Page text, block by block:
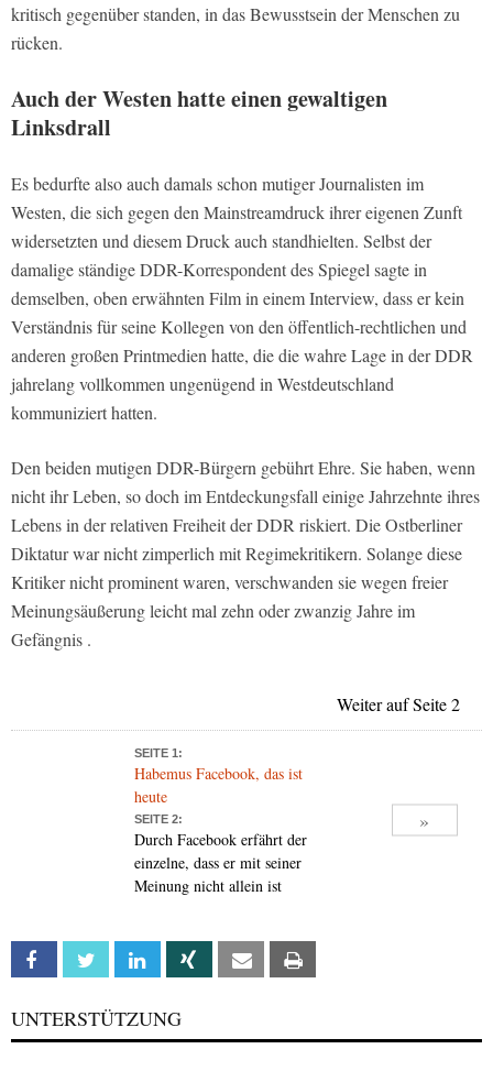
kritisch gegenüber standen, in das Bewusstsein der Menschen zu
rücken.
Auch der Westen hatte einen gewaltigen
Linksdrall
Es bedurfte also auch damals schon mutiger Journalisten im
Westen, die sich gegen den Mainstreamdruck ihrer eigenen Zunft
widersetzten und diesem Druck auch standhielten. Selbst der
damalige ständige DDR-Korrespondent des Spiegel sagte in
demselben, oben erwähnten Film in einem Interview, dass er kein
Verständnis für seine Kollegen von den öffentlich-rechtlichen und
anderen großen Printmedien hatte, die die wahre Lage in der DDR
jahrelang vollkommen ungenügend in Westdeutschland
kommuniziert hatten.
Den beiden mutigen DDR-Bürgern gebührt Ehre. Sie haben, wenn
nicht ihr Leben, so doch im Entdeckungsfall einige Jahrzehnte ihres
Lebens in der relativen Freiheit der DDR riskiert. Die Ostberliner
Diktatur war nicht zimperlich mit Regimekritikern. Solange diese
Kritiker nicht prominent waren, verschwanden sie wegen freier
Meinungsäußerung leicht mal zehn oder zwanzig Jahre im
Gefängnis .
Weiter auf Seite 2
SEITE 1:
Habemus Facebook, das ist
heute
SEITE 2:
Durch Facebook erfährt der
einzelne, dass er mit seiner
Meinung nicht allein ist
»
Facebook Twitter Linkedin Xing Email
UNTERSTÜTZUNG